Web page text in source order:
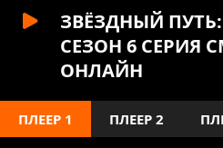
ЗВЁЗДНЫЙ
СЕЗОН 6 СЕРИЯ
ОНЛАЙН
ПЛЕЕР 1 ПЛЕЕР 2